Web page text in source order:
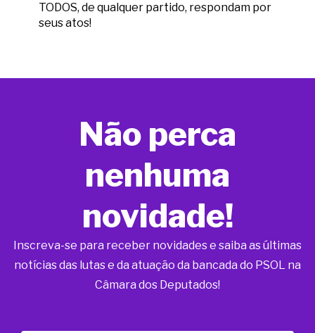
TODOS, de qualquer partido, respondam por
seus atos!
Não perca
nenhuma
novidade!
Inscreva-se para receber novidades e saiba as últimas
notícias das lutas e da atuação da bancada do PSOL na
Câmara dos Deputados!